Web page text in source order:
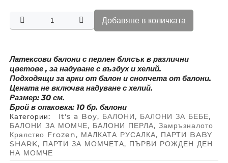
Добавяне в количката
цветове , за надуване с въздух и хелий.
Подходящи за арки от балон и снопчета от балони.
Цената не включва надуване с хелий.
Размер: 30 см.
Брой в опаковка: 10 бр. балони
Категории: It's a Boy,БАЛОНИ
БАЛОНИ ЗА МОМЧЕ,БАЛОНИ ПЕРЛА,Замръзналото
Кралство Frozen,МАЛКАТА РУСАЛКА ,ПАРТИ BABY
SHARK,ПАРТИ ЗА МОМЧЕТА,ПЪРВИ РОЖДЕН ДЕН
НА МОМЧЕ